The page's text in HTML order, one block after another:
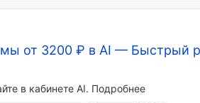
от 3200 ₽ в AI — Быстрый
в кабинете AI. Подробнее